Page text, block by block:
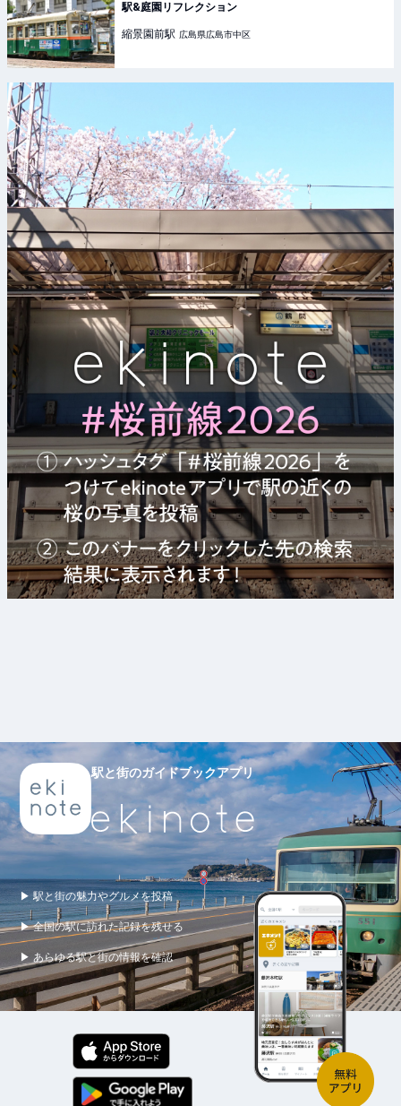
駅&庭園リフレクション
縮景園前駅 広島県広島市中区
駅と街のガイドブックアプリ
▶ 駅と街の魅力やグルメを投稿
▶ 全国の駅に訪れた記録を残せる
▶ あらゆる駅と街の情報を確認